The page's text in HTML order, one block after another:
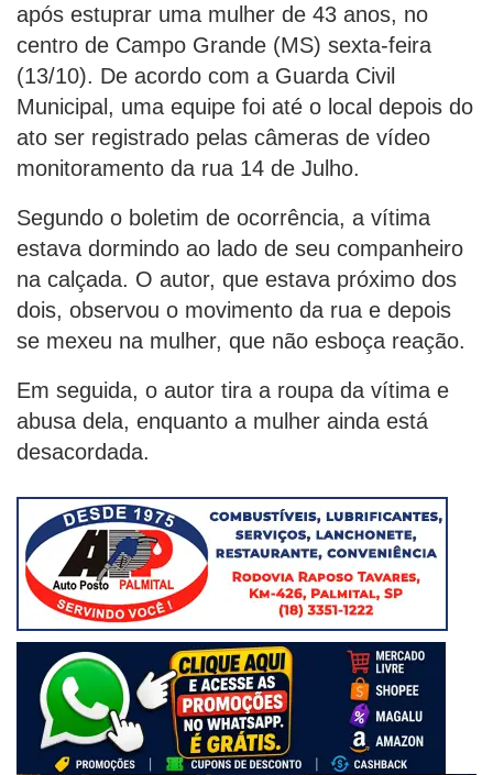
após estuprar uma mulher de 43 anos, no
centro de Campo Grande (MS) sexta-feira
(13/10). De acordo com a Guarda Civil
Municipal, uma equipe foi até o local depois do
ato ser registrado pelas câmeras de vídeo
monitoramento da rua 14 de Julho.
Segundo o boletim de ocorrência, a vítima
estava dormindo ao lado de seu companheiro
na calçada. O autor, que estava próximo dos
dois, observou o movimento da rua e depois
se mexeu na mulher, que não esboça reação.
Em seguida, o autor tira a roupa da vítima e
abusa dela, enquanto a mulher ainda está
desacordada.